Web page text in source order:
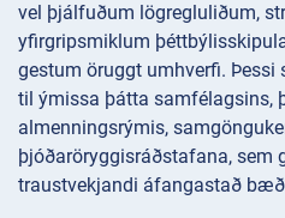
vel þjálfuðum lögregluliðum,
yfirgripsmiklum
gestum öruggt umhverfi.
til ýmissa þátta samfélagsins,
almenningsrýmis,
þjóðaröryggisráðstafana, sem
traustvekjandi áfangastað